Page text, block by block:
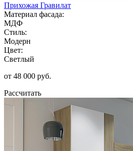
Прихожая Гравилат
Материал фасада:
МДФ
Стиль:
Модерн
Цвет:
Светлый
от 48 000 руб.
Рассчитать